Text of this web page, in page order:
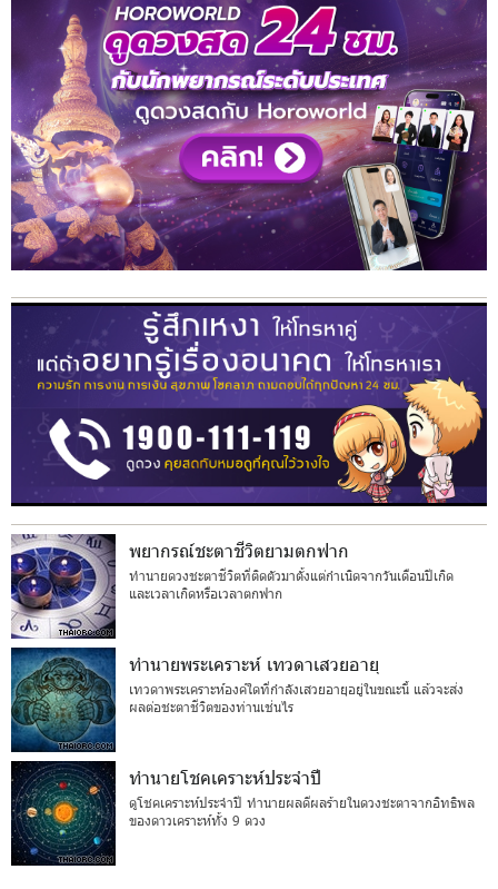
พยากรณ์ชะตาชีวิตยามตกฟาก
ทำนายดวงชะตาชีวิตที่ติดตัวมาตั้งแต่กำเนิดจากวันเดือนปีเกิด
และเวลาเกิดหรือเวลาตกฟาก
ทำนายพระเคราะห์ เทวดาเสวยอายุ
เทวดาพระเคราะห์องค์ใดที่กำลังเสวยอายุอยู่ในขณะนี้ แล้วจะส่ง
ผลต่อชะตาชีวิตของท่านเช่นไร
ทำนายโชคเคราะห์ประจำปี
ดูโชคเคราะห์ประจำปี ทำนายผลดีผลร้ายในดวงชะตาจากอิทธิพล
ของดาวเคราะห์ทั้ง 9 ดวง